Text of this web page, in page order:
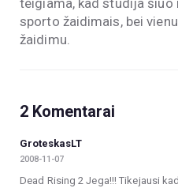
teigiama, kad studija
sporto žaidimais, bei
žaidimu.
2 Komentarai
GroteskasLT
2008-11-07
Dead Rising 2 Jega!!! Tikejausi